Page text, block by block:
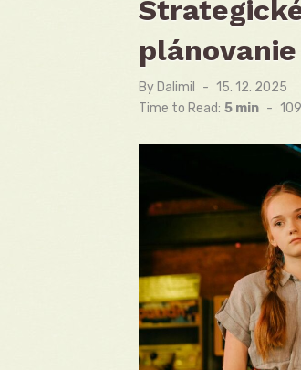
By Dalimil
Posted
on
15. 12. 2025
Time to Read: 5 min -